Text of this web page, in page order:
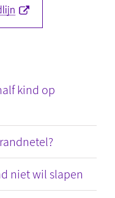
kind op
niet wil slapen